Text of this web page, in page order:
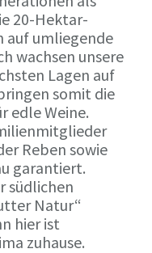
20-Hektar-
auf umliegende
wachsen unsere
Lagen auf
somit die
edle Weine.
Reben sowie
garantiert.
südlichen
Natur“
hier ist
zuhause.